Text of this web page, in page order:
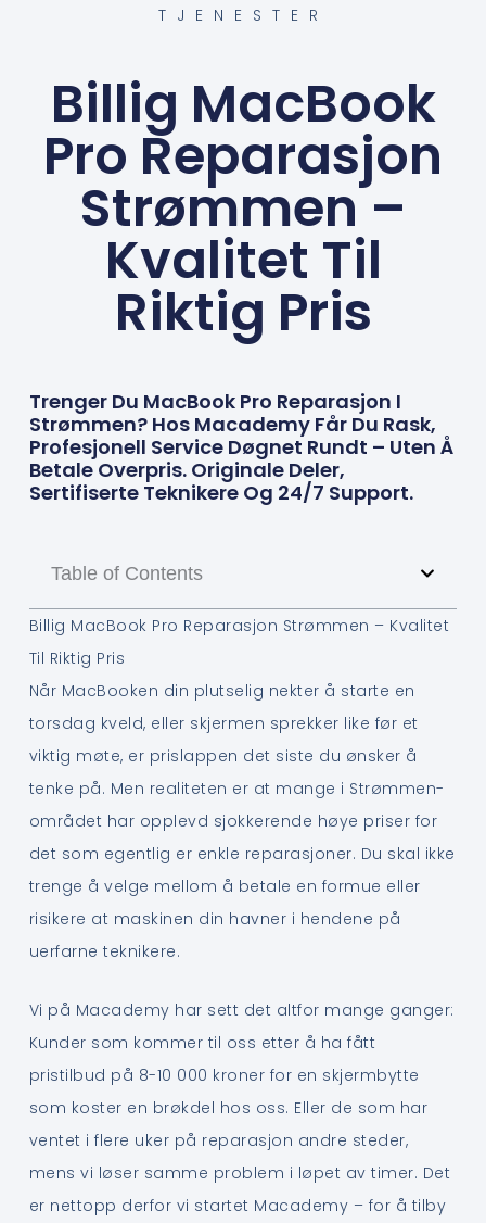
TJENESTER
Billig MacBook
Pro Reparasjon
Strømmen –
Kvalitet Til
Riktig Pris
Trenger Du MacBook Pro Reparasjon I
Strømmen? Hos Macademy Får Du Rask,
Profesjonell Service Døgnet Rundt – Uten Å
Betale Overpris. Originale Deler,
Sertifiserte Teknikere Og 24/7 Support.
Table of Contents
Billig MacBook Pro Reparasjon Strømmen – Kvalitet
Til Riktig Pris
Når MacBooken din plutselig nekter å starte en
torsdag kveld, eller skjermen sprekker like før et
viktig møte, er prislappen det siste du ønsker å
tenke på. Men realiteten er at mange i Strømmen-
området har opplevd sjokkerende høye priser for
det som egentlig er enkle reparasjoner. Du skal ikke
trenge å velge mellom å betale en formue eller
risikere at maskinen din havner i hendene på
uerfarne teknikere.
Vi på Macademy har sett det altfor mange ganger:
Kunder som kommer til oss etter å ha fått
pristilbud på 8-10 000 kroner for en skjermbytte
som koster en brøkdel hos oss. Eller de som har
ventet i flere uker på reparasjon andre steder,
mens vi løser samme problem i løpet av timer. Det
er nettopp derfor vi startet Macademy – for å tilby